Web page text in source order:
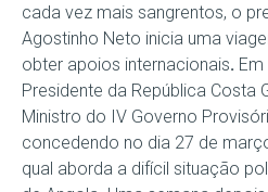
cada vez mais sangrentos, o
Agostinho Neto inicia uma
obter apoios internacionais.
Presidente da República Costa
Ministro do IV Governo
concedendo no dia 27 de
qual aborda a difícil situação